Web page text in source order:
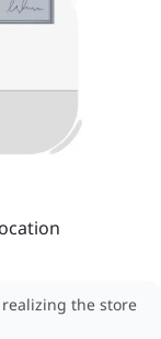
the store